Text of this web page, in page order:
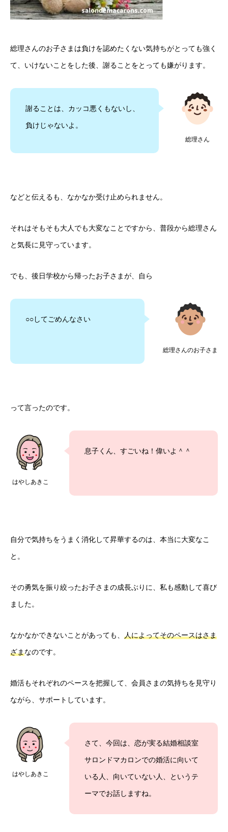
総理さんのお子さまは負けを認めたくない気持ちがとっても強く
て、いけないことをした後、謝ることをとっても嫌がります。
総理さん
謝ることは、カッコ悪くもないし、
負けじゃないよ。
などと伝えるも、なかなか受け止められません。
それはそもそも大人でも大変なことですから、普段から総理さん
と気長に見守っています。
でも、後日学校から帰ったお子さまが、自ら
総理さんのお子さま
○○してごめんなさい
って言ったのです。
はやしあきこ
息子くん、すごいね！偉いよ＾＾
自分で気持ちをうまく消化して昇華するのは、本当に大変なこ
と。
その勇気を振り絞ったお子さまの成長ぶりに、私も感動して喜び
ました。
なかなかできないことがあっても、 人によってそのペースはさま
ざまなのです。
婚活もそれぞれのペースを把握して、会員さまの気持ちを見守り
ながら、サポートしています。
はやしあきこ
さて、今回は、恋が実る結婚相談室
サロンドマカロンでの婚活に向いて
いる人、向いていない人、というテ
ーマでお話しますね。